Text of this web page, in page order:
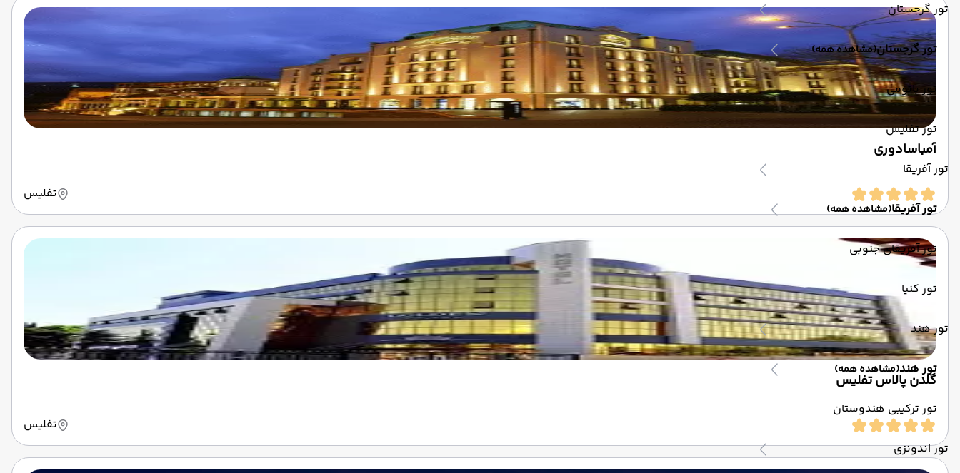
تور گرجستان
تور گرجستان(مشاهده همه)
تور باتومی
تور تفلیس
تور آفریقا
تور آفریقا(مشاهده همه)
تور آفریقای جنوبی
تور کنیا
تور هند
تور هند(مشاهده همه)
تور ترکیبی هندوستان
تور اندونزی
آمباسادوری
تفلیس
گلدن پالاس تفلیس
تفلیس